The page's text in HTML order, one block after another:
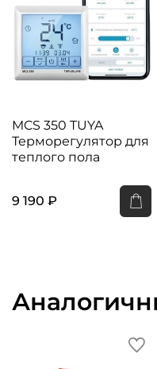
MCS 350 TUYA
Терморегулятор для
теплого пола
9 190 ₽